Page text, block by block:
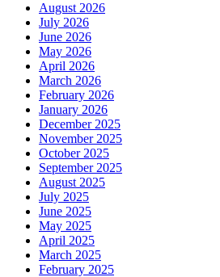
August 2026
July 2026
June 2026
May 2026
April 2026
March 2026
February 2026
January 2026
December 2025
November 2025
October 2025
September 2025
August 2025
July 2025
June 2025
May 2025
April 2025
March 2025
February 2025